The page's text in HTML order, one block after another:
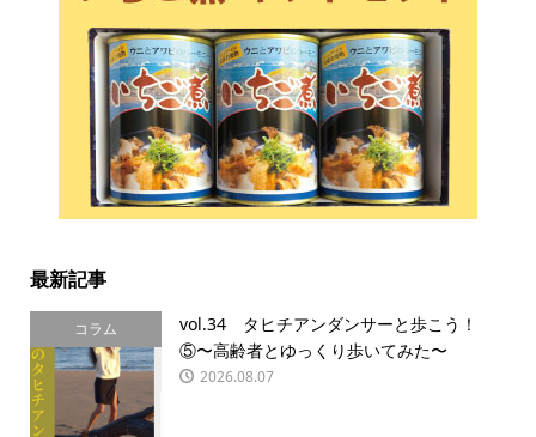
最新記事
コラム
vol.34 タヒチアンダンサーと歩こう！
⑤〜高齢者とゆっくり歩いてみた〜
2026.08.07